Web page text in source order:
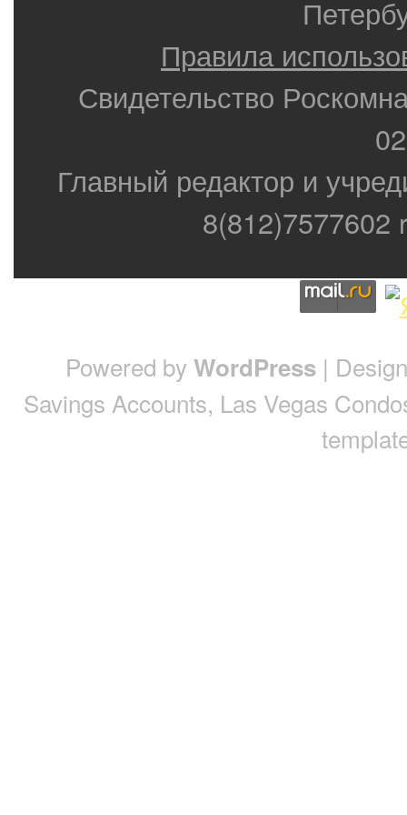
Правила
Свидетельство
Главный редактор и
8(812)7577602
Powered by WordPress |
Savings Accounts, Las Vegas